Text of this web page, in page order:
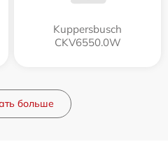
Kuppersbusch
CKV6550.0W
больше